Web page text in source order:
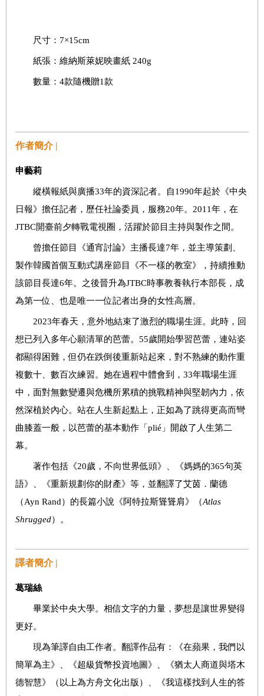
尺寸：7×15cm
紙張：維納斯萊妮映畫紙 240g
數量：4款隨機贈1款
作者簡介 |
申藝莉
縱橫報紙與廣播33年的資深記者。自1990年起於《中央
日報》擔任記者，歷任社論委員，服務20年。2011年，在
JTBC開臺前夕轉戰電視圈，活躍於節目主持與製作之間。
曾擔任節目《通宵討論》主播長達7年，並主導策劃、
製作韓國首個互動式講座節目《不一樣的教室》，持續推動
該節目長達6年。之後晉升為JTBC時事教養執行本部長，成
為第一位、也是唯一一位記者出身的女性高層。
2023年春天，意外地結束了激烈的職場生涯。此時，回
想已列入多年心願清單的芭蕾。55歲開始學習芭蕾，連站姿
都顯得困難，但仍在跌倒後重新站起來，對不熟練的動作重
複數十、數百次練習。她在過程中體會到，33年職場生涯
中，面對無數變遷與危機所累積的挑戰精神與堅韌內力，依
然深植於內心。站在人生新起點上，正如為了跳得更高而彎
曲膝蓋一般，以芭蕾的基本動作「plié」開啟了人生第二
幕。
著作包括《20歲，不向世界低頭》、《媽媽的365句英
語》、《重新規劃你的財產》等，並翻譯了艾茵．蘭德
（Ayn Rand）的長篇小說《阿特拉斯聳聳肩》（Atlas
Shrugged）。
譯者簡介 |
葛瑞絲
畢業於中央大學。相信文字的力量，夢想是讓世界變得
更好。
現為筆譯自由工作者。翻譯作品有：《在蘋果，我們以
簡單為主》、《超級貨幣投資地圖》、《猶太人商道與塔木
德智慧》（以上為方舟文化出版）、《我這樣找到人生的答